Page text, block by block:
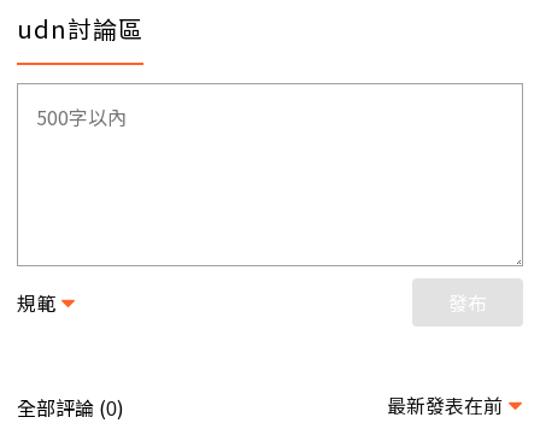
udn討論區
規範 發布
全部評論 (0) 最新發表在前